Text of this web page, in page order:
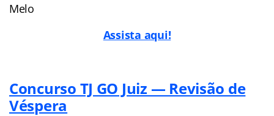
Melo
Assista aqui!
Concurso TJ GO Juiz — Revisão de
Véspera